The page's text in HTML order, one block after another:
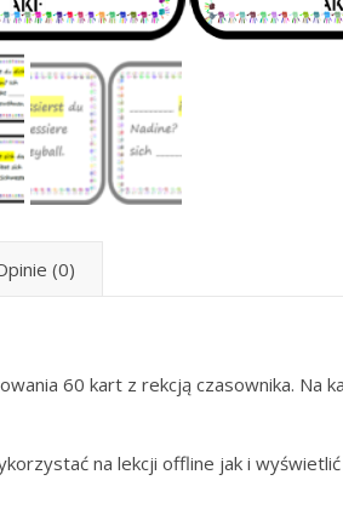
(0)
60 kart z rekcją czasownika. Na
na lekcji offline jak i wyświetlić